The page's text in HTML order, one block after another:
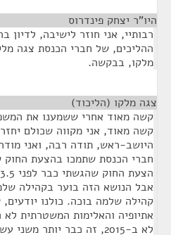
היו"ר יצחק פינדרוס
רבותיי, אני חוזר לישיבה,
ההליכים, של חברי הכנסת צגה
מלקו, בבקשה.
צגה מלקו (הליכוד)
קשה מאוד אחרי ששמענו את
קשה מאוד, אני מקווה שכולם
היושב-ראש, תודה רבה, ואני
חברי הכנסת שתמכו בהצעת החוק
אבל הנושא הזה בוער בקהילה
קהילה שלמה בוכה. כולנו יודעים,
לא ב-2015, זה כבר יותר